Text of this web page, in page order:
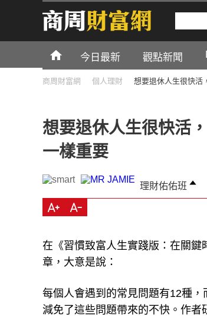
今日最新 觀點新聞
商周財富網 個人理財 想要退休人生很快活
想要退休人生很快活
一樣重要
理財佑佑班
在《習慣致富人生實踐版：在關
章，大意是說：
每個人會遇到的常見問題有12種
減免了這些問題帶來的不快。作者